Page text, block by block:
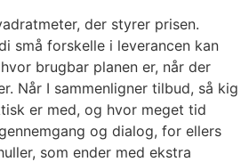
der styrer prisen.
små forskelle i leverancen kan
brugbar planen er, når der
Når I sammenligner tilbud, så kig
er med, og hvor meget tid
og dialog, for ellers
som ender med ekstra